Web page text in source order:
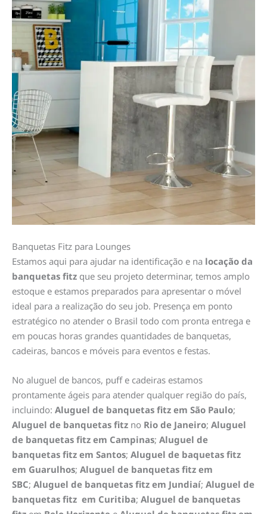
Banquetas Fitz para Lounges
Estamos aqui para ajudar na identificação e na locação da
banquetas fitz que seu projeto determinar, temos amplo
estoque e estamos preparados para apresentar o móvel
ideal para a realização do seu job. Presença em ponto
estratégico no atender o Brasil todo com pronta entrega e
em poucas horas grandes quantidades de banquetas,
cadeiras, bancos e móveis para eventos e festas.
No aluguel de bancos, puff e cadeiras estamos
prontamente ágeis para atender qualquer região do país,
incluindo: Aluguel de banquetas fitz em São Paulo;
Aluguel de banquetas fitz no Rio de Janeiro; Aluguel
de banquetas fitz em Campinas; Aluguel de
banquetas fitz em Santos; Aluguel de baquetas fitz
em Guarulhos; Aluguel de banquetas fitz em
SBC; Aluguel de banquetas fitz em Jundiaí; Aluguel de
banquetas fitz em Curitiba; Aluguel de banquetas